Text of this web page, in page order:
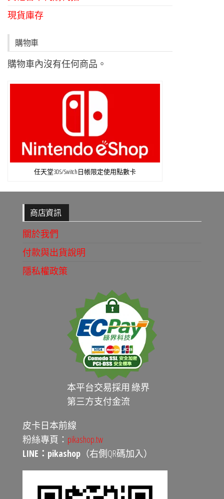
現貨庫存
購物車
購物車內沒有任何商品。
任天堂3DS/Switch日帳限定使用點數卡
商店資訊
關於我們
付款與出貨說明
隱私權政策
本平台交易採用 綠界
第三方支付金流
皮卡日本前線
粉絲專頁： pikashop.tw
LINE：pikashop （右側QR碼加入）